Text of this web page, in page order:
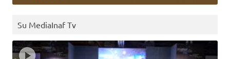
Su MediaInaf Tv